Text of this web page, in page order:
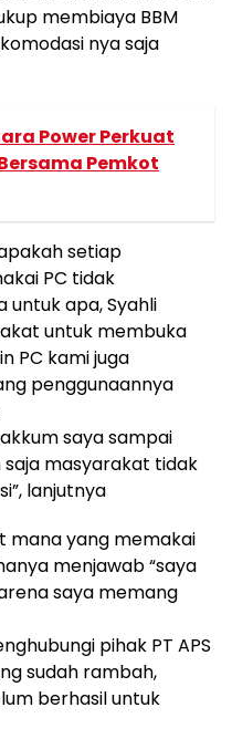
membiaya BBM
nya saja
Power Perkuat
Pemkot
setiap
PC tidak
untuk apa, Syahli
untuk membuka
PC kami juga
penggunaannya
saya sampai
saja masyarakat tidak
lanjutnya
mana yang memakai
menjawab “saya
saya memang
pihak PT APS
sudah rambah,
berhasil untuk